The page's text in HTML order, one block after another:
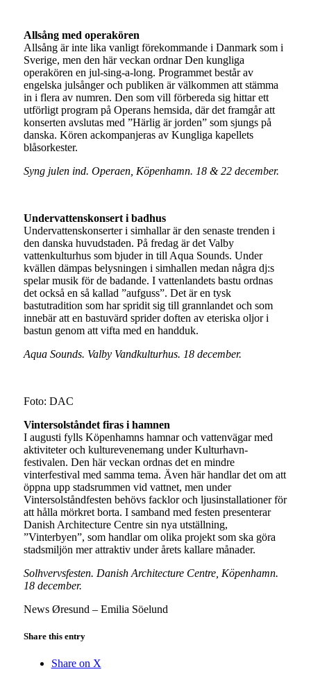
Allsång med operakören
Allsång är inte lika vanligt förekommande i Danmark som i
Sverige, men den här veckan ordnar Den kungliga
operakören en jul-sing-a-long. Programmet består av
engelska julsånger och publiken är välkommen att stämma
in i flera av numren. Den som vill förbereda sig hittar ett
utförligt program på Operans hemsida, där det framgår att
konserten avslutas med ”Härlig är jorden” som sjungs på
danska. Kören ackompanjeras av Kungliga kapellets
blåsorkester.
Syng julen ind. Operaen, Köpenhamn. 18 & 22 december.
Undervattenskonsert i badhus
Undervattenskonserter i simhallar är den senaste trenden i
den danska huvudstaden. På fredag är det Valby
vattenkulturhus som bjuder in till Aqua Sounds. Under
kvällen dämpas belysningen i simhallen medan några dj:s
spelar musik för de badande. I vattenlandets bastu ordnas
det också en så kallad ”aufguss”. Det är en tysk
bastutradition som har spridit sig till grannlandet och som
innebär att en bastuvärd sprider doften av eteriska oljor i
bastun genom att vifta med en handduk.
Aqua Sounds. Valby Vandkulturhus. 18 december.
Foto: DAC
Vintersolståndet firas i hamnen
I augusti fylls Köpenhamns hamnar och vattenvägar med
aktiviteter och kulturevenemang under Kulturhavn-
festivalen. Den här veckan ordnas det en mindre
vinterfestival med samma tema. Även här handlar det om att
öppna upp stadsrummen vid vattnet, men under
Vintersolståndfesten behövs facklor och ljusinstallationer för
att hålla mörkret borta. I samband med festen presenterar
Danish Architecture Centre sin nya utställning,
”Vinterbyen”, som handlar om olika projekt som ska göra
stadsmiljön mer attraktiv under årets kallare månader.
Solhvervsfesten. Danish Architecture Centre, Köpenhamn.
18 december.
News Øresund – Emilia Söelund
Share this entry
Share on X